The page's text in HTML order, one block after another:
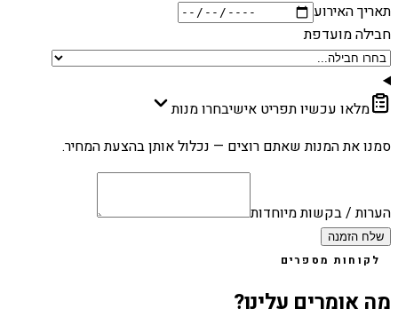
תאריך האירוע
חבילה מועדפת
מלאו עכשיו תפריט אישיבחרו מנות
סמנו את המנות שאתם רוצים — נכלול אותן בהצעת המחיר.
הערות / בקשות מיוחדות
שלח הזמנה
לקוחות מספרים
מה אומרים עלינו?